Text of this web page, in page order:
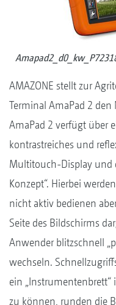
AMAZONE stellt zur
Terminal AmaPad 2 den
AmaPad 2 verfügt über
kontrastreiches und
Multitouch-Display und
Konzept“. Hierbei
nicht aktiv bedienen
Seite des Bildschirms
Anwender blitzschnell
wechseln.
ein
zu können, runden die